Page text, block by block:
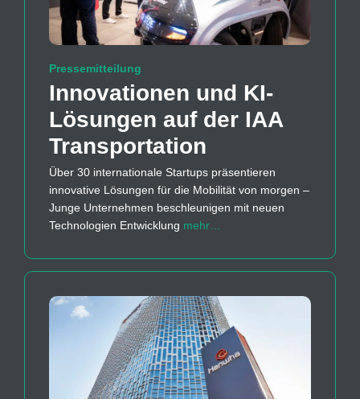
Pressemitteilung
Innovationen und KI-
Lösungen auf der IAA
Transportation
Über 30 internationale Startups präsentieren
innovative Lösungen für die Mobilität von morgen –
Junge Unternehmen beschleunigen mit neuen
Technologien Entwicklung mehr…